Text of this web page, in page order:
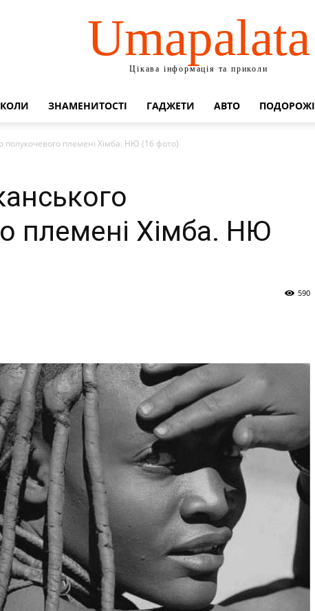
Umapalata
Цікава інформація та приколи
ЗНАМЕНИТОСТІ ГАДЖЕТИ АВТО ПОДОРОЖІ
полукочевого племені Хімба. НЮ (16 фото)
племені Хімба. НЮ
590